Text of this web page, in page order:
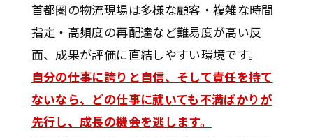
首都圏の物流現場は多様な顧客・複雑な時間
指定・高頻度の再配達など難易度が高い反
面、成果が評価に直結しやすい環境です。
自分の仕事に誇りと自信、そして責任を持て
ないなら、どの仕事に就いても不満ばかりが
先行し、成長の機会を逃します。